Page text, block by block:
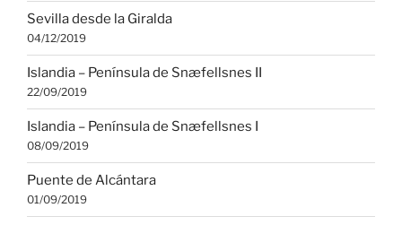
Sevilla desde la Giralda
04/12/2019
Islandia – Península de Snæfellsnes II
22/09/2019
Islandia – Península de Snæfellsnes I
08/09/2019
Puente de Alcántara
01/09/2019